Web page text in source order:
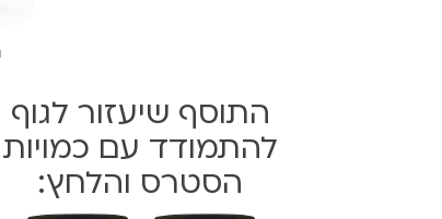
התוסף שיעזור לגוף
להתמודד עם כמויות
הסטרס והלחץ: